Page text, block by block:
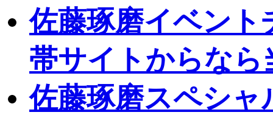
佐藤琢磨イベン
帯サイトからなら
佐藤琢磨スペシャ